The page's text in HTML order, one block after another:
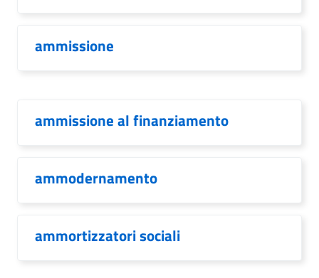
ammissione
ammissione al finanziamento
ammodernamento
ammortizzatori sociali